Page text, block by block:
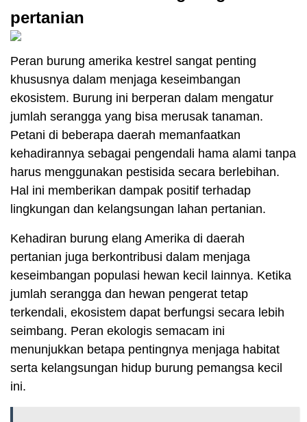
pertanian
Peran burung amerika kestrel sangat penting
khususnya dalam menjaga keseimbangan
ekosistem. Burung ini berperan dalam mengatur
jumlah serangga yang bisa merusak tanaman.
Petani di beberapa daerah memanfaatkan
kehadirannya sebagai pengendali hama alami tanpa
harus menggunakan pestisida secara berlebihan.
Hal ini memberikan dampak positif terhadap
lingkungan dan kelangsungan lahan pertanian.
Kehadiran burung elang Amerika di daerah
pertanian juga berkontribusi dalam menjaga
keseimbangan populasi hewan kecil lainnya. Ketika
jumlah serangga dan hewan pengerat tetap
terkendali, ekosistem dapat berfungsi secara lebih
seimbang. Peran ekologis semacam ini
menunjukkan betapa pentingnya menjaga habitat
serta kelangsungan hidup burung pemangsa kecil
ini.